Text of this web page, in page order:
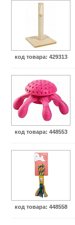
код товара: 429313
код товара: 448553
код товара: 448558